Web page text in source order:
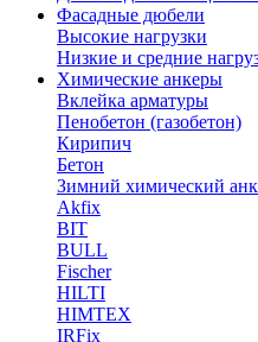
Фасадные дюбели
Высокие нагрузки
Низкие и средние
Химические анкеры
Вклейка арматуры
Пенобетон (газобетон)
Кирипич
Бетон
Зимний химический
Akfix
BIT
BULL
Fischer
HILTI
HIMTEX
IRFix